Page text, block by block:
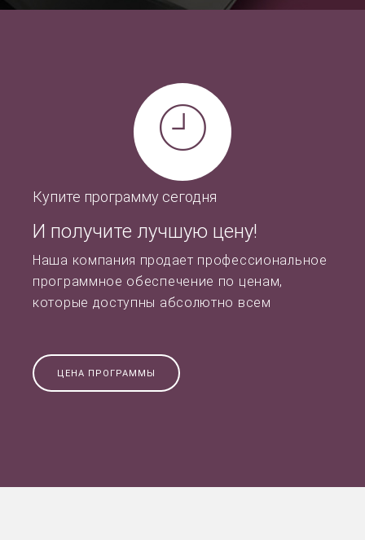
Купите программу сегодня
И получите лучшую цену!
Наша компания продает профессиональное
программное обеспечение по ценам,
которые доступны абсолютно всем
ЦЕНА ПРОГРАММЫ